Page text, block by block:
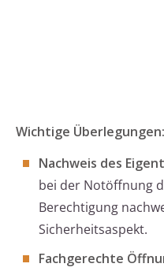
Wichtige Überlegungen:
Nachweis des
bei der Notöffnung
Berechtigung
Sicherheitsaspekt.
Fachgerechte